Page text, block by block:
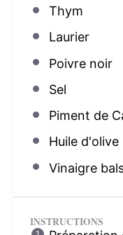
Thym
Laurier
Poivre noir
Sel
Piment de
Huile d'olive
Vinaigre
INSTRUCTIONS